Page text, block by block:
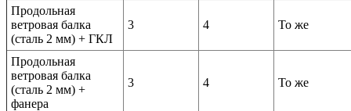
Продольная
ветровая балка
(сталь 2 мм) + ГКЛ
3 4 То же
Продольная
ветровая балка
(сталь 2 мм) +
фанера
3 4 То же